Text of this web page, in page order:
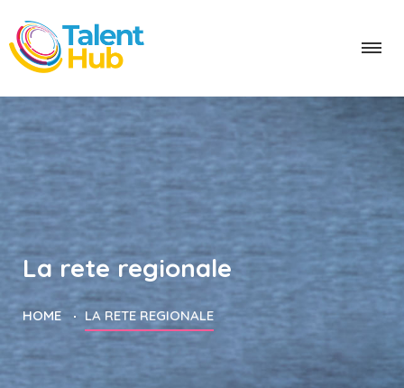
La rete regionale
HOME LA RETE REGIONALE